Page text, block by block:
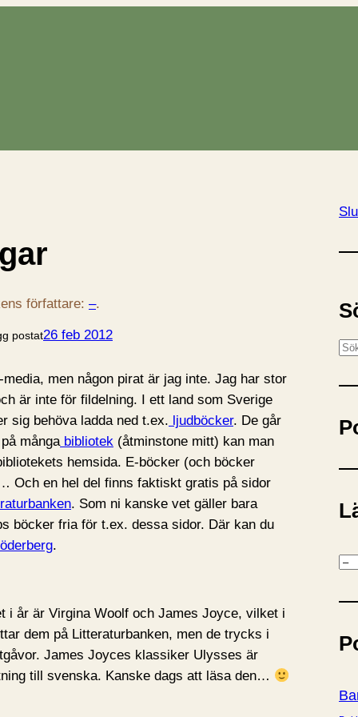
författare: –.
postat26 feb 2012
men någon pirat är jag inte. Jag har stor
är inte för fildelning. I ett land som Sverige
sig behöva ladda ned t.ex. ljudböcker. De går
många bibliotek (åtminstone mitt) kan man
hemsida. E-böcker (och böcker
Och en hel del finns faktiskt gratis på sidor
. Som ni kanske vet gäller bara
böcker fria för t.ex. dessa sidor. Där kan du
.
i år är Virgina Woolf och James Joyce, vilket i
dem på Litteraturbanken, men de trycks i
James Joyces klassiker Ulysses är
till svenska. Kanske dags att läsa den…
S
k
K
t
g
i